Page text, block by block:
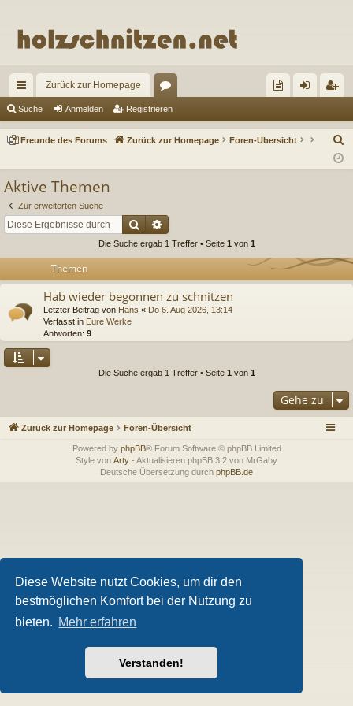
Diese Website nutzt Cookies, um dir den
bestmöglichen Komfort bei der Nutzung zu
bieten. Mehr erfahren
Verstanden!
ch
ne
ug
riff
Zurück zur Homepage
or
en un m ist
rie
Suche Anmelden Registrieren
Freunde des Forums Zurück zur Homepage Foren-Übersicht
Aktive Themen
Zur erweiterten Suche
Suche
Die Suche ergab 1 Treffer • Seite 1 von 1
Themen
Hab wieder begonnen zu schnitzen
Letzter Beitrag von Hans « Do 6. Aug 2026, 13:14
Verfasst in Eure Werke
Antworten: 9
Die Suche ergab 1 Treffer • Seite 1 von 1
Gehe zu
Zurück zur Homepage Foren-Übersicht
Powered by phpBB® Forum Software © phpBB Limited
Style von Arty - Aktualisieren phpBB 3.2 von MrGaby
Deutsche Übersetzung durch phpBB.de